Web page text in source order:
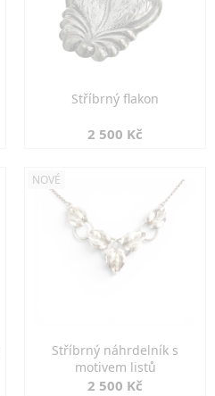
Stříbrný flakon
2 500 Kč
NOVÉ
Stříbrný náhrdelník s
motivem listů
2 500 Kč